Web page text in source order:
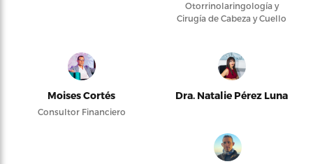
Otorrinolaringología y
Cirugía de Cabeza y Cuello
Moises Cortés
Consultor Financiero
Dra. Natalie Pérez Luna